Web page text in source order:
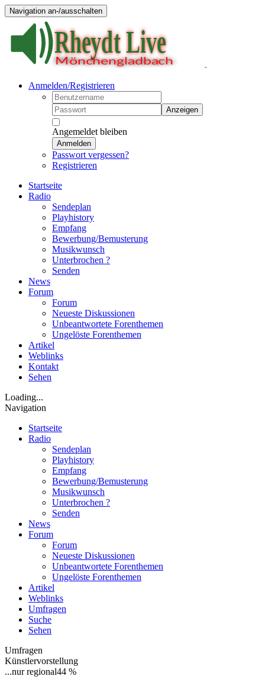
Navigation an-/ausschalten
Anmelden/Registrieren
Anzeigen
Angemeldet bleiben
Anmelden
Passwort vergessen?
Registrieren
Startseite
Radio
Sendeplan
Playhistory
Empfang
Bewerbung/Bemusterung
Musikwunsch
Unterbrochen ?
Senden
News
Forum
Forum
Neueste Diskussionen
Unbeantwortete Forenthemen
Ungelöste Forenthemen
Artikel
Weblinks
Kontakt
Sehen
Loading...
Navigation
Startseite
Radio
Sendeplan
Playhistory
Empfang
Bewerbung/Bemusterung
Musikwunsch
Unterbrochen ?
Senden
News
Forum
Forum
Neueste Diskussionen
Unbeantwortete Forenthemen
Ungelöste Forenthemen
Artikel
Weblinks
Umfragen
Suche
Sehen
Umfragen
Künstlervorstellung
...nur regional44 %